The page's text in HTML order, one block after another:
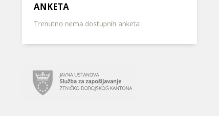
ANKETA
Trenutno nema dostupnih anketa